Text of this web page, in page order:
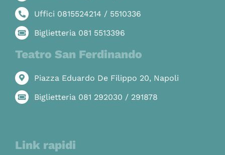
Uffici 0815524214 / 5510336
Biglietteria 081 5513396
Teatro San Ferdinando
Piazza Eduardo De Filippo 20, Napoli
Biglietteria 081 292030 / 291878
Link rapidi